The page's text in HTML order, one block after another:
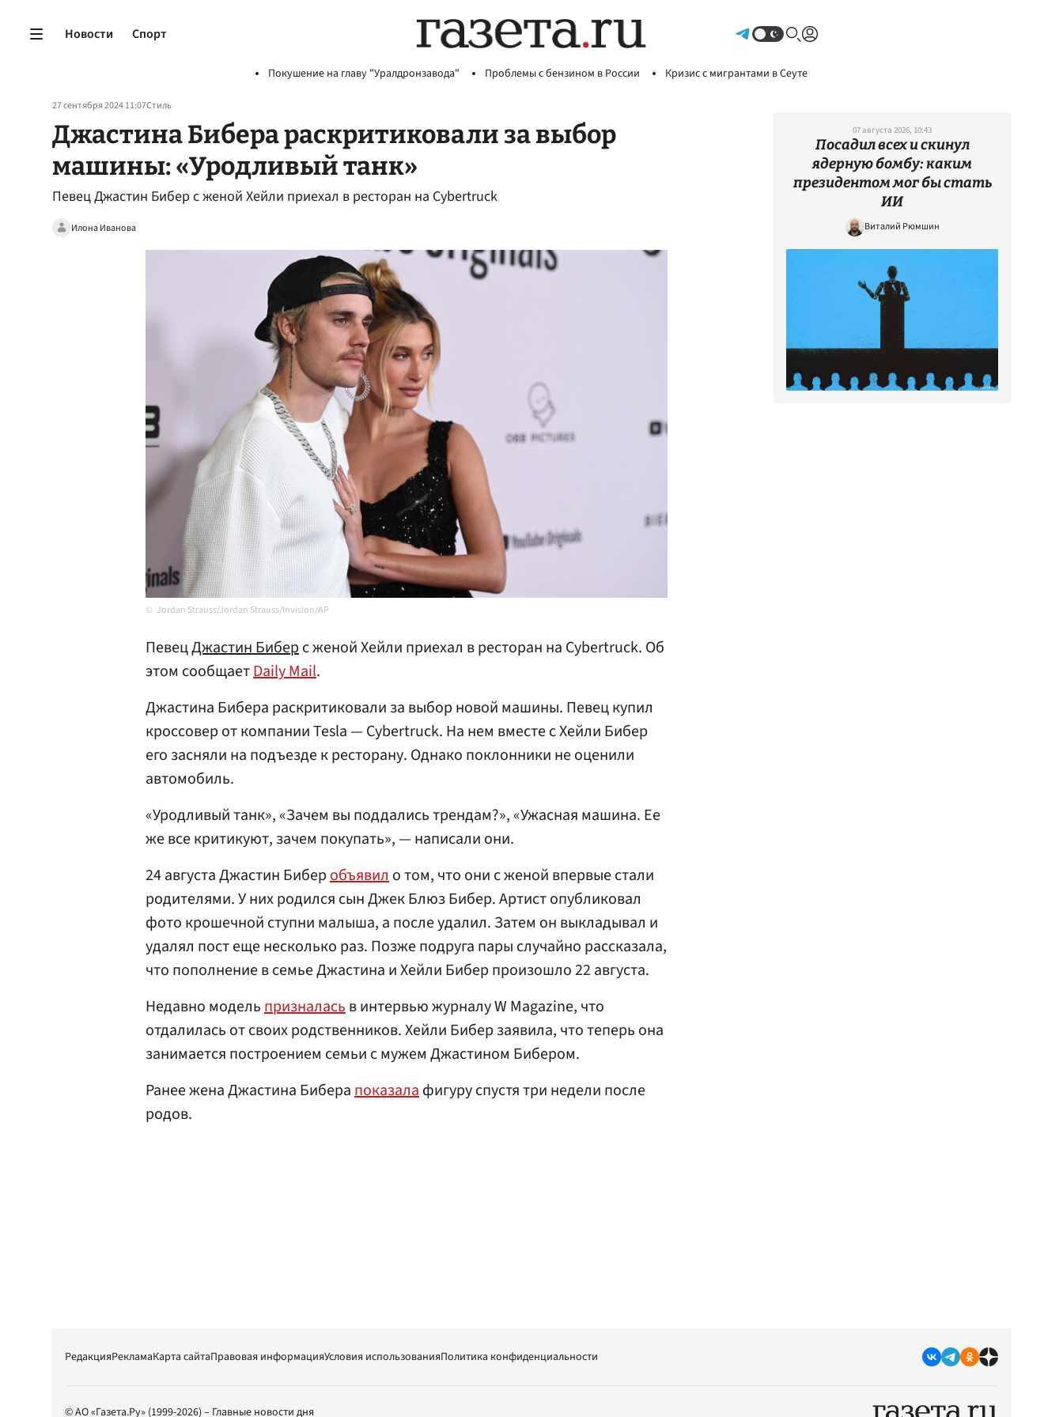
Новости Спорт
Покушение на главу "Уралдронзавода" Проблемы с бензином в России Кризис с мигрантами в Сеуте
27 сентября 2024 11:07Стиль
Джастина Бибера раскритиковали за выбор
машины: «Уродливый танк»
Певец Джастин Бибер с женой Хейли приехал в ресторан на Cybertruck
Илона Иванова
Jordan Strauss/Jordan Strauss/Invision/AP
ПевецДжастин Биберс женой Хейли приехал в ресторан на Cybertruck. Об
этом сообщаетDaily Mail.
Джастина Бибера раскритиковали за выбор новой машины. Певец купил
кроссовер от компании Tesla — Cybertruck. На нем вместе с Хейли Бибер
его засняли на подъезде к ресторану. Однако поклонники не оценили
автомобиль.
«Уродливый танк», «Зачем вы поддались трендам?», «Ужасная машина. Ее
же все критикуют, зачем покупать», — написали они.
24 августа Джастин Биберобъявило том, что они с женой впервые стали
родителями. У них родился сын Джек Блюз Бибер. Артист опубликовал
фото крошечной ступни малыша, а после удалил. Затем он выкладывал и
удалял пост еще несколько раз. Позже подруга пары случайно рассказала,
что пополнение в семье Джастина и Хейли Бибер произошло 22 августа.
Недавно модельпризналасьв интервью журналу W Magazine, что
отдалилась от своих родственников. Хейли Бибер заявила, что теперь она
занимается построением семьи с мужем Джастином Бибером.
Ранее жена Джастина Биберапоказалафигуру спустя три недели после
родов.
07 августа 2026, 10:43
Посадил всех и скинул
ядерную бомбу: каким
президентом мог бы стать
ИИ
Виталий Рюмшин
РедакцияРекламаКарта сайтаПравовая информацияУсловия использованияПолитика конфиденциальности
© АО «Газета.Ру» (1999-2026) – Главные новости дня